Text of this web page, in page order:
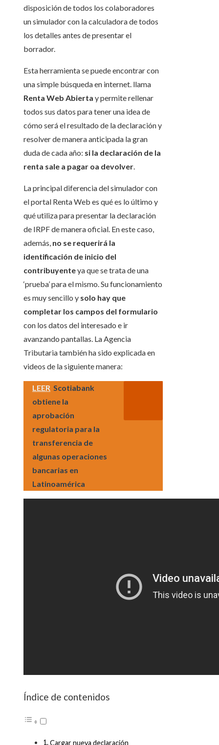
disposición de todos los colaboradores
un simulador con la calculadora de todos
los detalles antes de presentar el
borrador.
Esta herramienta se puede encontrar con
una simple búsqueda en internet. llama
Renta Web Abierta y permite rellenar
todos sus datos para tener una idea de
cómo será el resultado de la declaración y
resolver de manera anticipada la gran
duda de cada año: si la declaración de la
renta sale a pagar oa devolver.
La principal diferencia del simulador con
el portal Renta Web es qué es lo último y
qué utiliza para presentar la declaración
de IRPF de manera oficial. En este caso,
además, no se requerirá la
identificación de inicio del
contribuyenteya que se trata de una
‘prueba’ para el mismo. Su funcionamiento
es muy sencillo y solo hay que
completar los campos del formulario
con los datos del interesado e ir
avanzando pantallas. La Agencia
Tributaria también ha sido explicada en
videos de la siguiente manera:
LEER Scotiabank
obtiene la
aprobación
regulatoria para la
transferencia de
algunas operaciones
bancarias en
Latinoamérica
Índice de contenidos
Cargar nueva declaración